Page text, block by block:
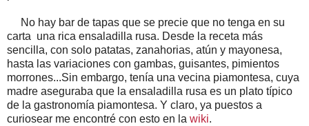
No hay bar de tapas que se precie que no tenga en su
carta una rica ensaladilla rusa. Desde la receta más
sencilla, con solo patatas, zanahorias, atún y mayonesa,
hasta las variaciones con gambas, guisantes, pimientos
morrones...Sin embargo, tenía una vecina piamontesa, cuya
madre aseguraba que la ensaladilla rusa es un plato típico
de la gastronomía piamontesa. Y claro, ya puestos a
curiosear me encontré con esto en la wiki.